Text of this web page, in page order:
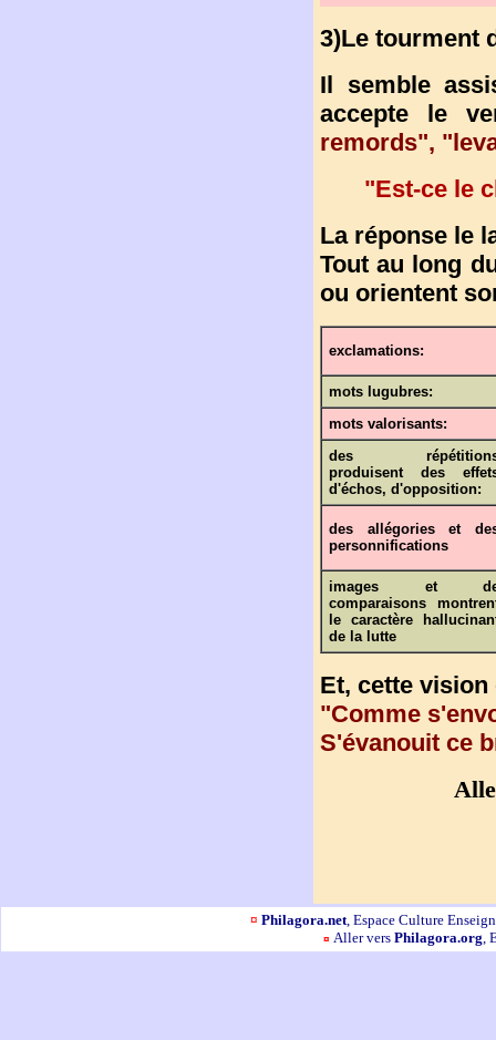
3)Le tourment
Il semble
accepte le
remords",
"Est-ce le
La réponse le
Tout au long
ou orientent
exclamations:
mots lugubres:
mots valorisants:
des
produisent des
d'échos, d'opposition:
des allégories et
personnifications
images et
comparaisons
le caractère
de la lutte
Et, cette
"Comme
S'évanouit ce
¤ Philagora.net, Espace Culture
¤ Aller vers Philagora.org,